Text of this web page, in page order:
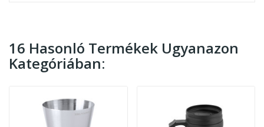
16 Hasonló Termékek Ugyanazon
Kategóriában: